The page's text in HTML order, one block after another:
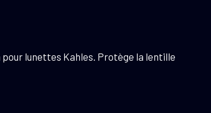
lunettes Kahles. Protège la lentille